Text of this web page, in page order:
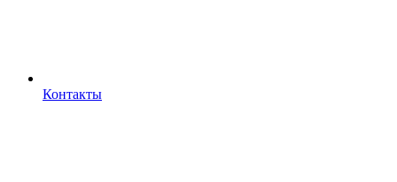
Контакты